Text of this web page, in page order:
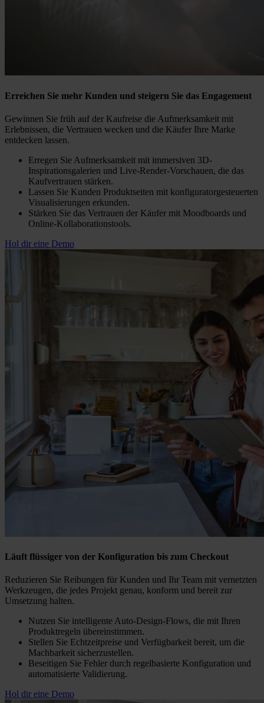
Erreichen Sie mehr Kunden und steigern Sie das Engagement
Gewinnen Sie früh auf der Kaufreise die Aufmerksamkeit mit
Erlebnissen, die Vertrauen wecken und die Käufer Ihre Marke
entdecken lassen.
Erregen Sie Aufmerksamkeit mit immersiven 3D-
Inspirationsgalerien und Live-Render-Vorschauen, die das
Kaufvertrauen stärken.
Lassen Sie Kunden Produktseiten mit konfiguratorgesteuerten
Visualisierungen erkunden.
Stärken Sie das Vertrauen der Käufer mit Moodboards und
Online-Kollaborationstools.
Hol dir eine Demo
Läuft flüssiger von der Konfiguration bis zum Checkout
Reduzieren Sie Reibungen für Kunden und Ihr Team mit vernetzten
Werkzeugen, die jedes Projekt genau, konform und bereit zur
Umsetzung halten.
Nutzen Sie intelligente Auto-Design-Flows, die mit Ihren
Produktregeln übereinstimmen.
Stellen Sie Echtzeitpreise und Verfügbarkeit bereit, um die
Machbarkeit sicherzustellen.
Beseitigen Sie Fehler durch regelbasierte Konfiguration und
automatisierte Validierung.
Hol dir eine Demo